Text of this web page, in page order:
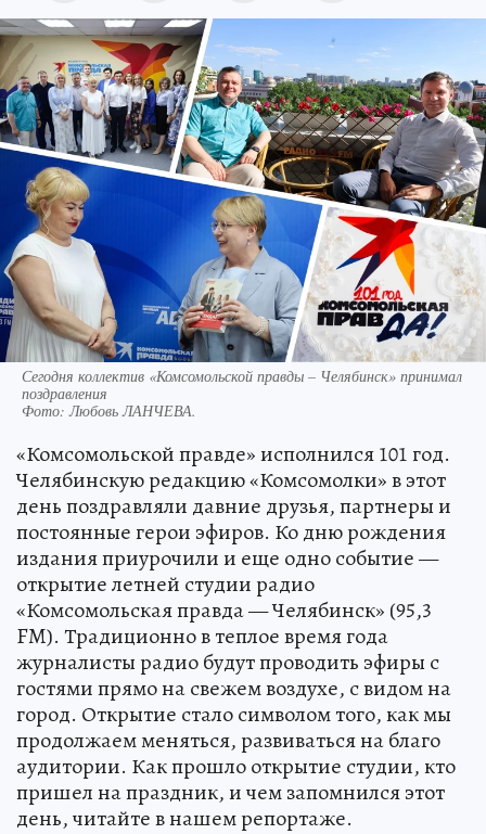
Сегодня коллектив «Комсомольской правды – Челябинск» принимал
поздравления
Фото:Любовь ЛАНЧЕВА.
«Комсомольской правде» исполнился 101 год.
Челябинскую редакцию «Комсомолки» в этот
день поздравляли давние друзья, партнеры и
постоянные герои эфиров. Ко дню рождения
издания приурочили и еще одно событие —
открытие летней студии радио
«Комсомольская правда — Челябинск» (95,3
FM). Традиционно в теплое время года
журналисты радио будут проводить эфиры с
гостями прямо на свежем воздухе, с видом на
город. Открытие стало символом того, как мы
продолжаем меняться, развиваться на благо
аудитории. Как прошло открытие студии, кто
пришел на праздник, и чем запомнился этот
день, читайте в нашем репортаже.